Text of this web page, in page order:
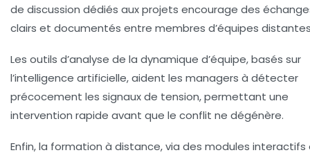
de discussion dédiés aux projets encourage des
clairs et documentés entre membres d’équipes
Les outils d’analyse de la dynamique d’équipe, basés sur
l’intelligence artificielle, aident les managers à détecter
précocement les signaux de tension, permettant une
intervention rapide avant que le conflit ne dégénère.
Enfin, la formation à distance, via des modules